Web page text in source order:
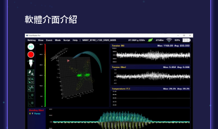
軟體介面介紹